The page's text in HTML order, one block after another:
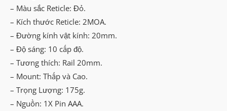
– Màu sắc Reticle: Đỏ.
– Kích thước Reticle: 2MOA.
– Đường kính vật kính: 20mm.
– Độ sáng: 10 cấp độ.
– Tương thích: Rail 20mm.
– Mount: Thấp và Cao.
– Trọng Lượng: 175g.
– Nguồn: 1X Pin AAA.